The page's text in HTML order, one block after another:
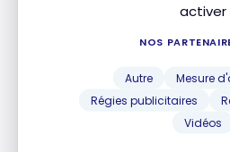
activer
NOS
Autre
Mesure
Régies publicitaires
Vidéos